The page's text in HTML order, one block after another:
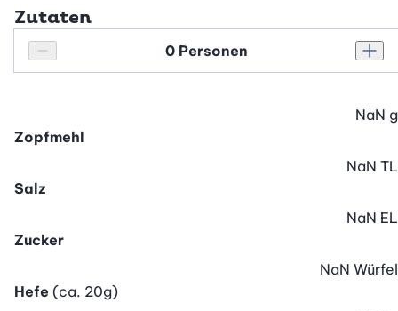
Zutaten
Personenanzahl verringern
Personenanzahl
Zopfmehl
NaN g
Salz
NaN TL
Zucker
NaN EL
Hefe (ca. 20g)
NaN Würfel